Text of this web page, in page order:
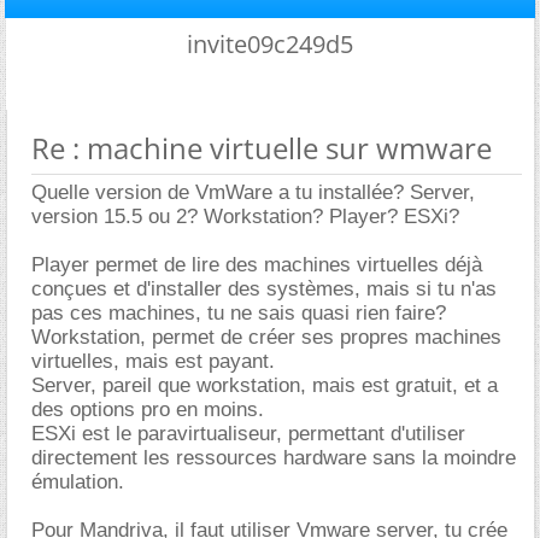
invite09c249d5
Re : machine virtuelle sur wmware
Quelle version de VmWare a tu installée? Server,
version 15.5 ou 2? Workstation? Player? ESXi?
Player permet de lire des machines virtuelles déjà
conçues et d'installer des systèmes, mais si tu n'as
pas ces machines, tu ne sais quasi rien faire?
Workstation, permet de créer ses propres machines
virtuelles, mais est payant.
Server, pareil que workstation, mais est gratuit, et a
des options pro en moins.
ESXi est le paravirtualiseur, permettant d'utiliser
directement les ressources hardware sans la moindre
émulation.
Pour Mandriva, il faut utiliser Vmware server, tu crée